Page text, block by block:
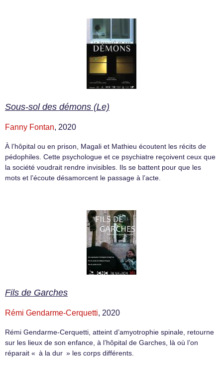
Sous-sol des démons (Le)
Fanny Fontan, 2020
À l’hôpital ou en prison, Magali et Mathieu écoutent les récits de
pédophiles. Cette psychologue et ce psychiatre reçoivent ceux que
la société voudrait rendre invisibles. Ils se battent pour que les
mots et l’écoute désamorcent le passage à l’acte.
Fils de Garches
Rémi Gendarme-Cerquetti, 2020
Rémi Gendarme-Cerquetti, atteint d’amyotrophie spinale, retourne
sur les lieux de son enfance, à l’hôpital de Garches, là où l’on
réparait « à la dur » les corps différents.